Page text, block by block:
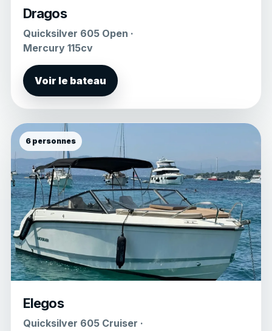
Dragos
Quicksilver 605 Open ·
Mercury 115cv
Voir le bateau
6 personnes
Elegos
Quicksilver 605 Cruiser ·